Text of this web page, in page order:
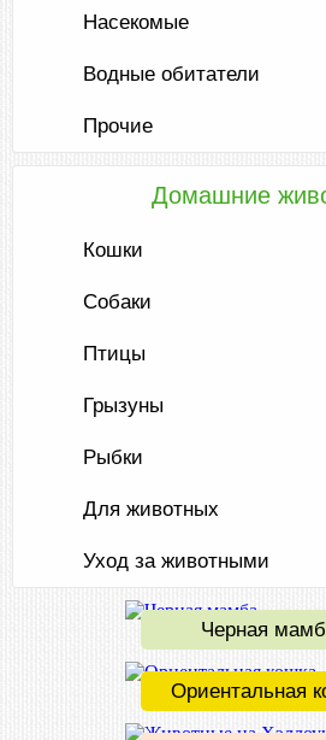
Насекомые
Водные обитатели
Прочие
Домашние
Кошки
Собаки
Птицы
Грызуны
Рыбки
Для животных
Уход за животными
Черная
Ориентальная